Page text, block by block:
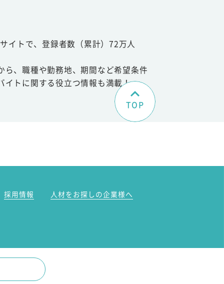
イトで、登録者数（累計）72万人
、職種や勤務地、期間など希望条件
イトに関する役立つ情報も満載！
TOP
採用情報 人材をお探しの企業様へ